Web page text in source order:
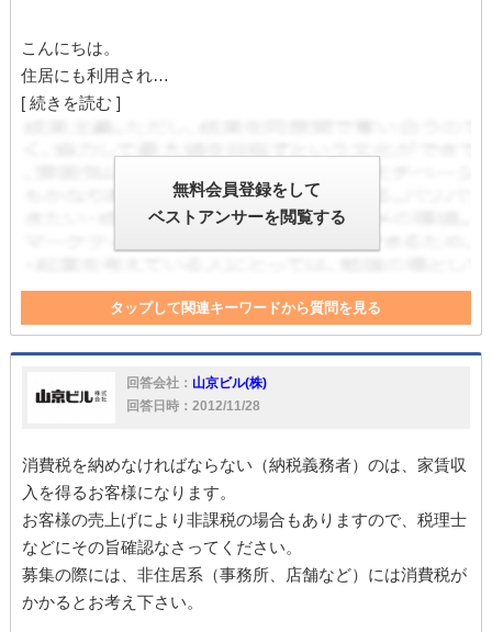
こんにちは。
住居にも利用され…
[ 続きを読む ]
無料会員登録をして
ベストアンサーを閲覧する
タップして関連キーワードから質問を見る
店舗 賃料
回答会社： 山京ビル(株)
回答日時：2012/11/28
消費税を納めなければならない（納税義務者）のは、家賃収
入を得るお客様になります。
お客様の売上げにより非課税の場合もありますので、税理士
などにその旨確認なさってください。
募集の際には、非住居系（事務所、店舗など）には消費税が
かかるとお考え下さい。